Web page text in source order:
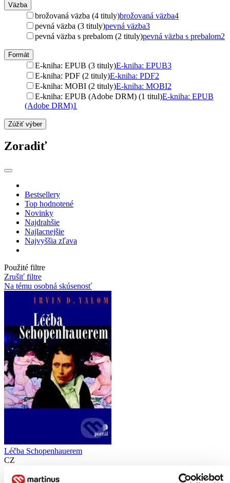
Väzba
brožovaná väzba (4 tituly)brožovaná väzba4
pevná väzba (3 tituly)pevná väzba3
pevná väzba s prebalom (2 tituly)pevná väzba s prebalom2
Formát
E-kniha: EPUB (3 tituly)E-kniha: EPUB3
E-kniha: PDF (2 tituly)E-kniha: PDF2
E-kniha: MOBI (2 tituly)E-kniha: MOBI2
E-kniha: EPUB (Adobe DRM) (1 titul)E-kniha: EPUB
(Adobe DRM)1
Zúžiť výber
Zoradiť
Bestsellery
Top hodnotené
Novinky
Najdrahšie
Najlacnejšie
Najvyššia zľava
Použité filtre
Zrušiť filtre
Na tému osobná skúsenosť
Léčba Schopenhauerem
CZ
Irvin D. Yalom